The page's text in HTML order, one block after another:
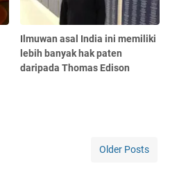
Ilmuwan asal India ini memiliki
lebih banyak hak paten
daripada Thomas Edison
Older Posts